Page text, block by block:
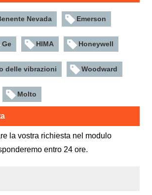
Nevada Emerson
Ge HIMA Honeywell
delle vibrazioni Woodward
Molto
la vostra richiesta nel modulo
entro 24 ore.